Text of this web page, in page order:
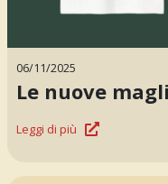
06/11/2025
Le nuove
Leggi di più